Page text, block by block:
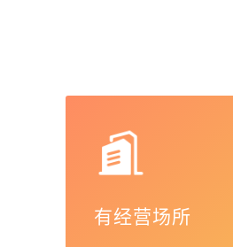
有经营场所